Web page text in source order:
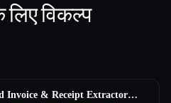
विकल्प
Invoice & Receipt Extractor